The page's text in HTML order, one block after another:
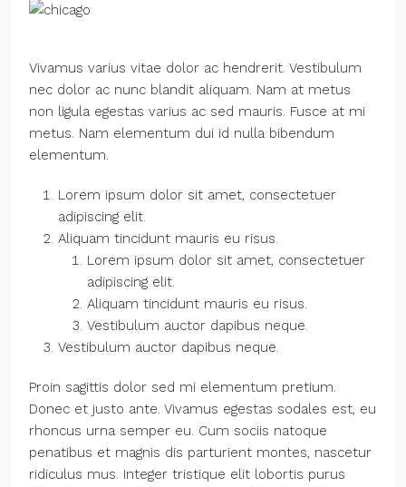
Vivamus varius vitae dolor ac hendrerit. Vestibulum
nec dolor ac nunc blandit aliquam. Nam at metus
non ligula egestas varius ac sed mauris. Fusce at mi
metus. Nam elementum dui id nulla bibendum
elementum.
Lorem ipsum dolor sit amet, consectetuer
adipiscing elit.
Aliquam tincidunt mauris eu risus.
Lorem ipsum dolor sit amet, consectetuer
adipiscing elit.
Aliquam tincidunt mauris eu risus.
Vestibulum auctor dapibus neque.
Vestibulum auctor dapibus neque.
Proin sagittis dolor sed mi elementum pretium.
Donec et justo ante. Vivamus egestas sodales est, eu
rhoncus urna semper eu. Cum sociis natoque
penatibus et magnis dis parturient montes, nascetur
ridiculus mus. Integer tristique elit lobortis purus